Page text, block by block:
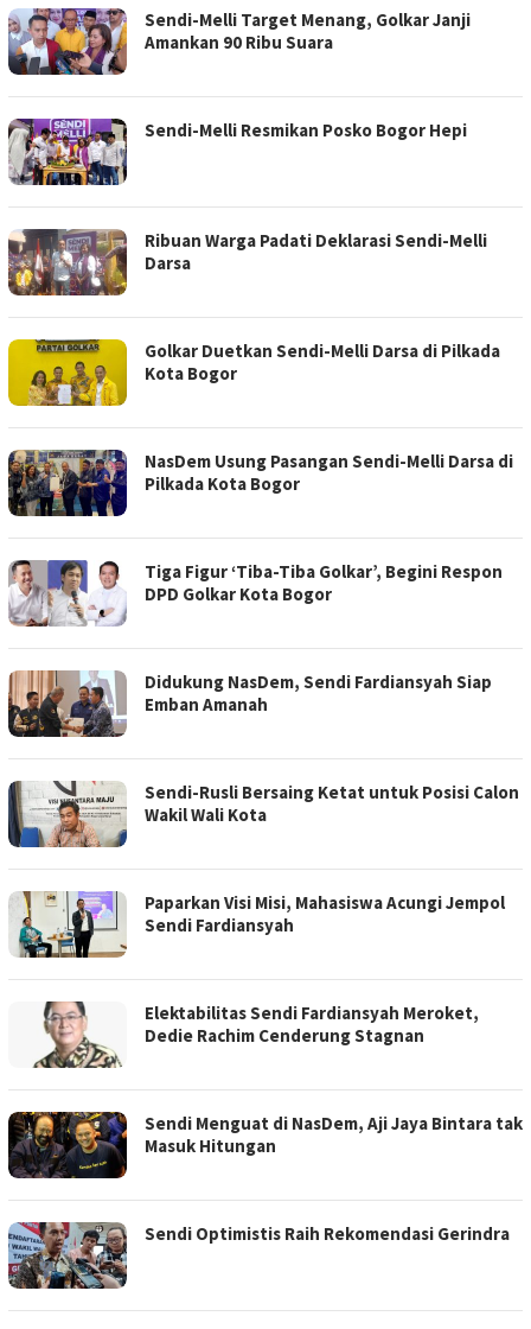
Sendi-Melli Target Menang, Golkar Janji
Amankan 90 Ribu Suara
Sendi-Melli Resmikan Posko Bogor Hepi
Ribuan Warga Padati Deklarasi Sendi-Melli
Darsa
Golkar Duetkan Sendi-Melli Darsa di Pilkada
Kota Bogor
NasDem Usung Pasangan Sendi-Melli Darsa di
Pilkada Kota Bogor
Tiga Figur ‘Tiba-Tiba Golkar’, Begini Respon
DPD Golkar Kota Bogor
Didukung NasDem, Sendi Fardiansyah Siap
Emban Amanah
Sendi-Rusli Bersaing Ketat untuk Posisi Calon
Wakil Wali Kota
Paparkan Visi Misi, Mahasiswa Acungi Jempol
Sendi Fardiansyah
Elektabilitas Sendi Fardiansyah Meroket,
Dedie Rachim Cenderung Stagnan
Sendi Menguat di NasDem, Aji Jaya Bintara tak
Masuk Hitungan
Sendi Optimistis Raih Rekomendasi Gerindra